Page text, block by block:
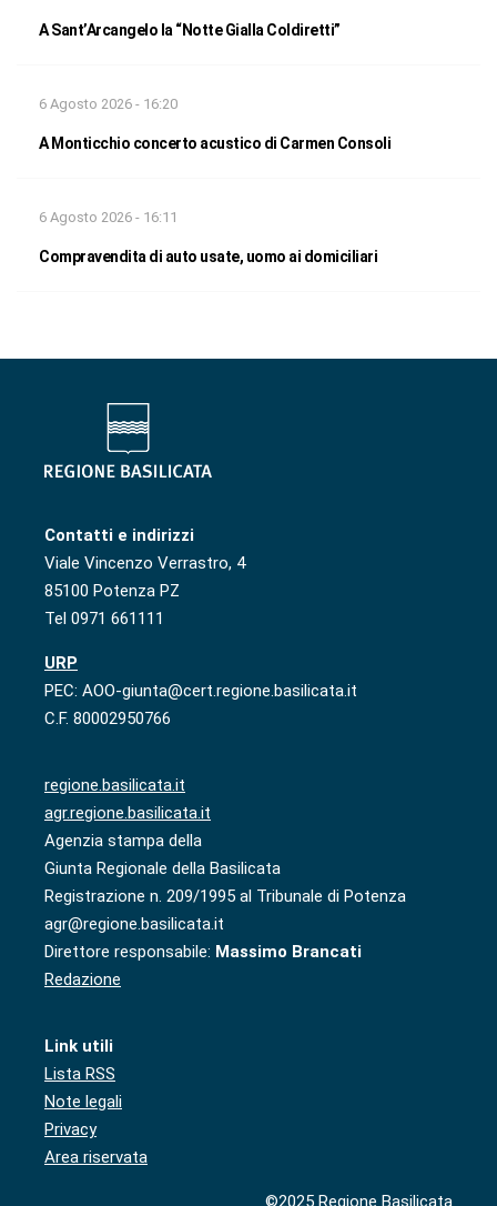
A Sant’Arcangelo la “Notte Gialla Coldiretti”
6 Agosto 2026 - 16:20
A Monticchio concerto acustico di Carmen Consoli
6 Agosto 2026 - 16:11
Compravendita di auto usate, uomo ai domiciliari
Contatti e indirizzi
Viale Vincenzo Verrastro, 4
85100 Potenza PZ
Tel 0971 661111
URP
PEC: AOO-giunta@cert.regione.basilicata.it
C.F. 80002950766
regione.basilicata.it
agr.regione.basilicata.it
Agenzia stampa della
Giunta Regionale della Basilicata
Registrazione n. 209/1995 al Tribunale di Potenza
agr@regione.basilicata.it
Direttore responsabile: Massimo Brancati
Redazione
Link utili
Lista RSS
Note legali
Privacy
Area riservata
©2025 Regione Basilicata